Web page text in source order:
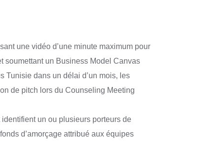
une vidéo d’une minute maximum pour
soumettant un Business Model Canvas
Tunisie dans un délai d’un mois, les
de pitch lors du Counseling Meeting
un ou plusieurs porteurs de
d’amorçage attribué aux équipes